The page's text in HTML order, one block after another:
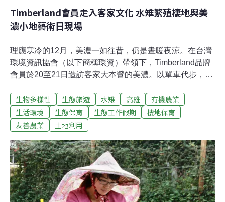
Timberland會員走入客家文化 水雉繁殖棲地與美
濃小地藝術日現場
理應寒冷的12月，美濃一如往昔，仍是晝暖夜涼。在台灣
環境資訊協會（以下簡稱環資）帶領下，Timberland品牌
會員於20至21日造訪客家大本營的美濃。以單車代步，造
藉由導覽與手中的望遠鏡，了解如何營造水雉繁殖棲地及
復育成果；透過勞動，協助在地小農結合自然與農事的地
景藝術創作。以不同媒介，讓志工走入自然，並傳遞友善
文化美濃地區有90％以上是客家人，自然保存了許多珍稀
的客家文化。「土生土長」的解說員黃森蘭（暱稱老
爹），騎上自行車，領著志工走訪粄條工廠、傳統土地公
廟、客家姓氏祠堂、東門樓與錦興客家藍衫行等。不同姓
氏有不同堂號，對南部客家人來說，匾額上堂號的寫法應
生物多樣性 生態旅遊 水雉 高雄
有機農業
生活環境
生態保育 生態工作假期
棲地保育
友善農業
土地利用